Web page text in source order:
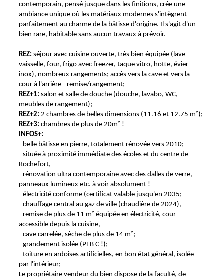
contemporain, pensé jusque dans les finitions, crée une
ambiance unique où les matériaux modernes s'intègrent
parfaitement au charme de la bâtisse d'origine. Il s'agit d'un
bien rare, habitable sans aucun travaux à prévoir.
REZ:séjour avec cuisine ouverte, très bien équipée (lave-
vaisselle, four, frigo avec freezer, taque vitro, hotte, évier
inox), nombreux rangements; accès vers la cave et vers la
cour à l'arrière - remise/rangement;
REZ+1: salon et salle de douche (douche, lavabo, WC,
meubles de rangement);
REZ+2: 2 chambres de belles dimensions (11.16 et 12.75 m²);
REZ+3: chambres de plus de 20m² !
INFOS+:
- belle bâtisse en pierre, totalement rénovée vers 2010;
- située à proximité immédiate des écoles et du centre de
Rochefort,
- rénovation ultra contemporaine avec des dalles de verre,
panneaux lumineux etc. à voir absolument !
- électricité conforme (certificat valable jusqu'en 2035;
- chauffage central au gaz de ville (chaudière de 2024),
- remise de plus de 11 m² équipée en électricité, cour
accessible depuis la cuisine,
- cave carrelée, sèche de plus de 14 m²;
- grandement isolée (PEB C !);
- toiture en ardoises artificielles, en bon état général, isolée
par l'intérieur;
Le propriétaire vendeur du bien dispose de la faculté, de